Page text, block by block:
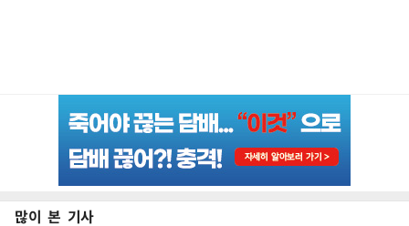
많이 본 기사